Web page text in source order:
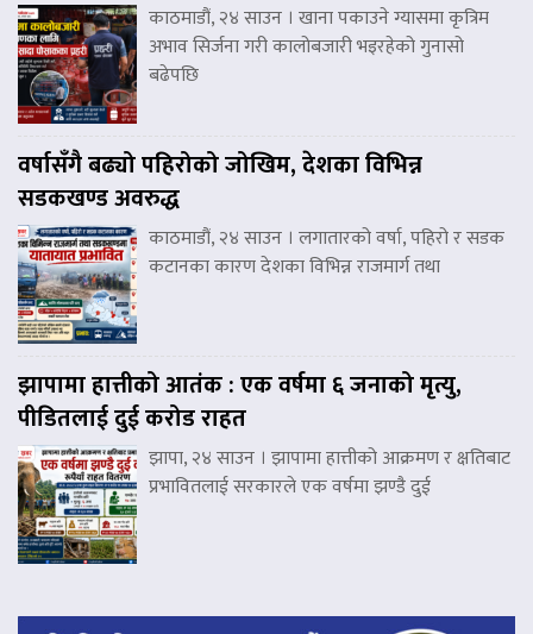
काठमाडौं, २४ साउन । खाना पकाउने ग्यासमा कृत्रिम
अभाव सिर्जना गरी कालोबजारी भइरहेको गुनासो
बढेपछि
वर्षासँगै बढ्यो पहिरोको जोखिम, देशका विभिन्न
सडकखण्ड अवरुद्ध
काठमाडौं, २४ साउन । लगातारको वर्षा, पहिरो र सडक
कटानका कारण देशका विभिन्न राजमार्ग तथा
झापामा हात्तीको आतंक : एक वर्षमा ६ जनाको मृत्यु,
पीडितलाई दुई करोड राहत
झापा, २४ साउन । झापामा हात्तीको आक्रमण र क्षतिबाट
प्रभावितलाई सरकारले एक वर्षमा झण्डै दुई